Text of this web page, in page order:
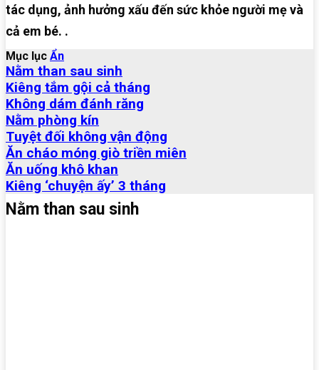
tác dụng, ảnh hưởng xấu đến sức khỏe người mẹ và
cả em bé. .
Mục lục Ẩn
Nằm than sau sinh
Kiêng tắm gội cả tháng
Không dám đánh răng
Nằm phòng kín
Tuyệt đối không vận động
Ăn cháo móng giò triền miên
Ăn uống khô khan
Kiêng ‘chuyện ấy’ 3 tháng
Nằm than sau sinh